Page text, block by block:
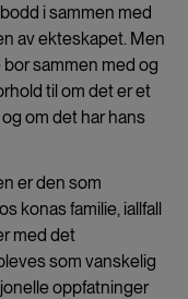
i sammen med
av ekteskapet. Men
sammen med og
til om det er et
om det har hans
er den som
konas familie, iallfall
med det
som vanskelig
oppfatninger